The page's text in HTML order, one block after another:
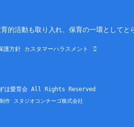
的活動も取り入れ、保育の一環としてと
護方針 カスタマーハラスメント
ほ愛育会 All Rights Reserved
作 スタジオコンチーゴ株式会社